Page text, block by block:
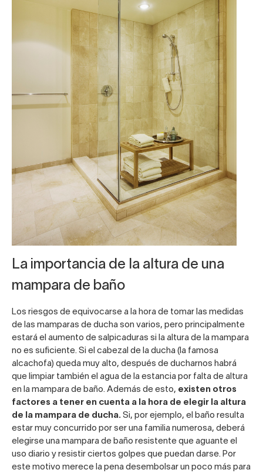
La importancia de la altura de una
mampara de baño
Los riesgos de equivocarse a la hora de tomar las medidas
de las mamparas de ducha son varios, pero principalmente
estará el aumento de salpicaduras si la altura de la mampara
no es suficiente. Si el cabezal de la ducha (la famosa
alcachofa) queda muy alto, después de ducharnos habrá
que limpiar también el agua de la estancia por falta de altura
en la mampara de baño. Además de esto, existen otros
factores a tener en cuenta a la hora de elegir la altura
de la mampara de ducha. Si, por ejemplo, el baño resulta
estar muy concurrido por ser una familia numerosa, deberá
elegirse una mampara de baño resistente que aguante el
uso diario y resistir ciertos golpes que puedan darse. Por
este motivo merece la pena desembolsar un poco más para